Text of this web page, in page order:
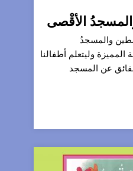
الأقْصى
والمسجدُ
المميزة وليتعلم أطفالنا
عن المسجد